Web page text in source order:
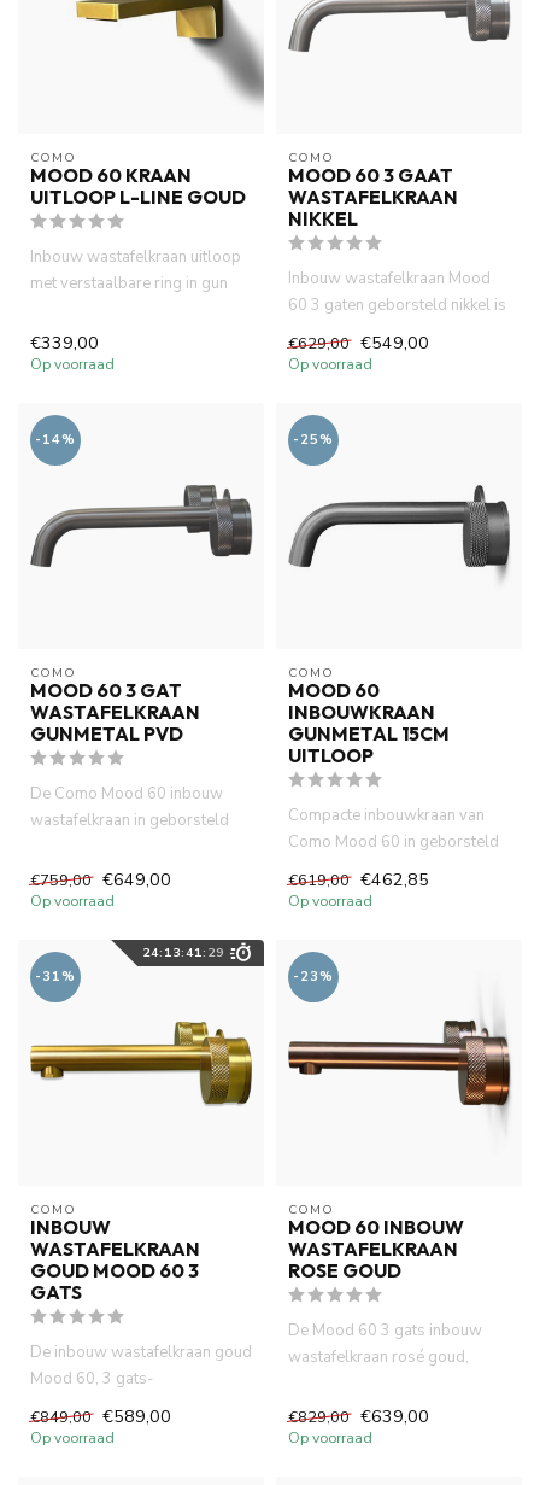
COMO
MOOD 60 KRAAN
UITLOOP L-LINE GOUD
Inbouw wastafelkraan uitloop
met verstaalbare ring in gun
€339,00
Op voorraad
COMO
MOOD 60 3 GAAT
WASTAFELKRAAN
NIKKEL
Inbouw wastafelkraan Mood
60 3 gaten geborsteld nikkel is
€629,00 €549,00
Op voorraad
-14%
COMO
MOOD 60 3 GAT
WASTAFELKRAAN
GUNMETAL PVD
De Como Mood 60 inbouw
wastafelkraan in geborsteld
...
€759,00 €649,00
Op voorraad
-25%
COMO
MOOD 60
INBOUWKRAAN
GUNMETAL 15CM
UITLOOP
Compacte inbouwkraan van
Como Mood 60 in geborsteld
€619,00 €462,85
Op voorraad
24: 13:41: 28
-31%
COMO
INBOUW
WASTAFELKRAAN
GOUD MOOD 60 3
GATS
De inbouw wastafelkraan goud
Mood 60, 3 gats-
volled...
€849,00 €589,00
Op voorraad
-23%
COMO
MOOD 60 INBOUW
WASTAFELKRAAN
ROSE GOUD
De Mood 60 3 gats inbouw
wastafelkraan rosé goud,
messi...
€829,00 €639,00
Op voorraad